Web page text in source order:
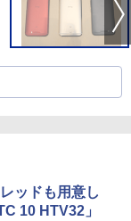
ッドも用意し
10 HTV32」